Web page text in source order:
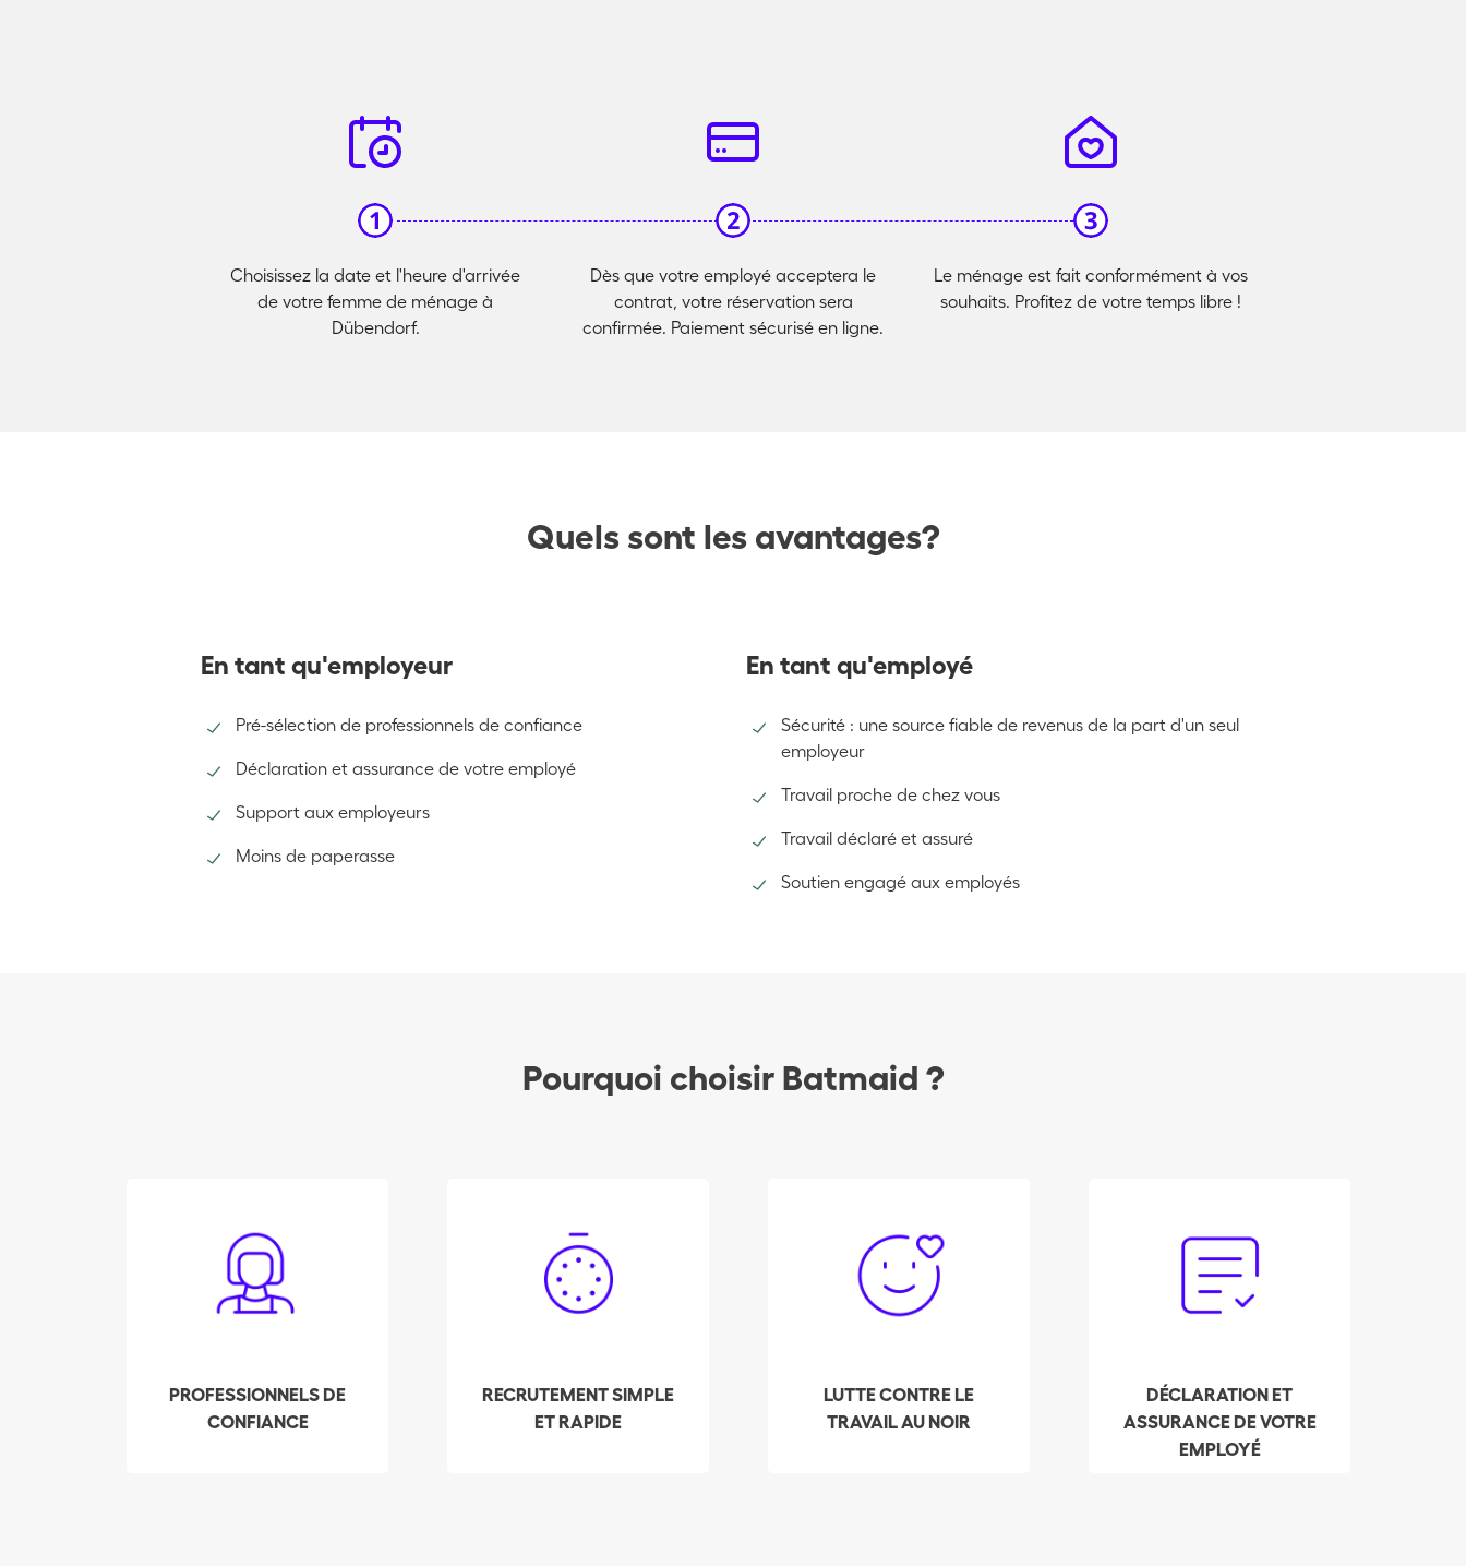
Choisissez la date et l'heure d'arrivée
de votre femme de ménage à
Dübendorf.
Dès que votre employé acceptera le
contrat, votre réservation sera
confirmée. Paiement sécurisé en ligne.
Le ménage est fait conformément à vos
souhaits. Profitez de votre temps libre !
Quels sont les avantages?
En tant qu'employeur
Pré-sélection de professionnels de confiance
Déclaration et assurance de votre employé
Support aux employeurs
Moins de paperasse
En tant qu'employé
Sécurité : une source fiable de revenus de la part d'un seul
employeur
Travail proche de chez vous
Travail déclaré et assuré
Soutien engagé aux employés
Pourquoi choisir Batmaid ?
PROFESSIONNELS DE
CONFIANCE
sélectionnés de façon
rigoureuse pour vous
assurer un service de
contrôlés afin de
répondre à vos attentes
RECRUTEMENT SIMPLE
ET RAPIDE
de ménage à Dübendorf
en quelques clics ! Notre
système vous fait
ménage pré-
sélectionnés et les mieux
LUTTE CONTRE LE
TRAVAIL AU NOIR
Batmaid a permis à plus
de 3'000 femmes de
ménage de quitter le
sa plateforme de
placement privé.
DÉCLARATION ET
ASSURANCE DE VOTRE
EMPLOYÉ
Notre service de fiducie
s'occupe en votre nom
de la déclaration et du